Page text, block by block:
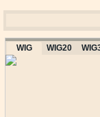
WIG WIG20